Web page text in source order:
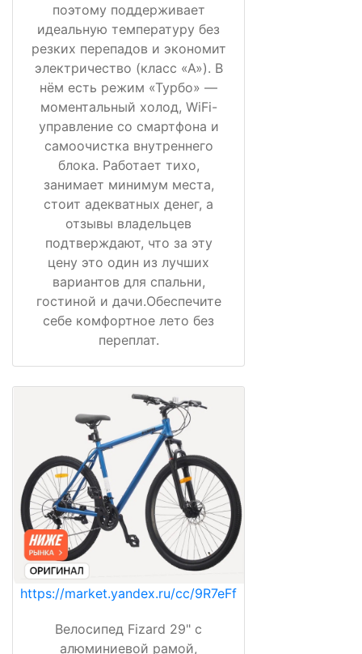
поэтому поддерживает
идеальную температуру без
резких перепадов и экономит
электричество (класс «А»). В
нём есть режим «Турбо» —
моментальный холод, WiFi-
управление со смартфона и
самоочистка внутреннего
блока. Работает тихо,
занимает минимум места,
стоит адекватных денег, а
отзывы владельцев
подтверждают, что за эту
цену это один из лучших
вариантов для спальни,
гостиной и дачи.Обеспечите
себе комфортное лето без
переплат.
https://market.yandex.ru/cc/9R7eFf
Велосипед Fizard 29" с
алюминиевой рамой,